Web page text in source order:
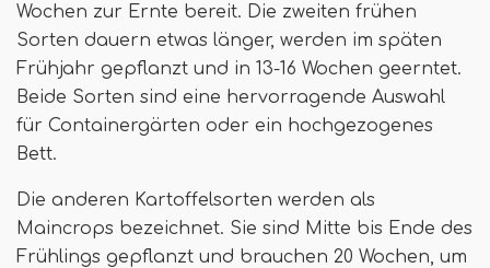
Wochen zur Ernte bereit. Die zweiten frühen
Sorten dauern etwas länger, werden im späten
Frühjahr gepflanzt und in 13-16 Wochen geerntet.
Beide Sorten sind eine hervorragende Auswahl
für Containergärten oder ein hochgezogenes
Bett.
Die anderen Kartoffelsorten werden als
Maincrops bezeichnet. Sie sind Mitte bis Ende des
Frühlings gepflanzt und brauchen 20 Wochen, um